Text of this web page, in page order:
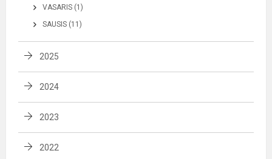
VASARIS (1)
SAUSIS (11)
2025
2024
2023
2022